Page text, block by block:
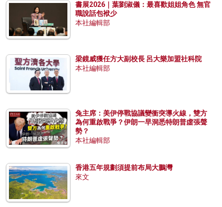
書展2026｜葉劉淑儀：最喜歡姐姐角色 無官
職說話包袱少
本社編輯部
梁鏡威獲任方大副校長 呂大樂加盟社科院
本社編輯部
兔主席：美伊停戰協議變衝突導火線，雙方
為何重啟戰爭？伊朗一早洞悉特朗普虛張聲
勢？
本社編輯部
香港五年規劃須提前布局大鵬灣
來文